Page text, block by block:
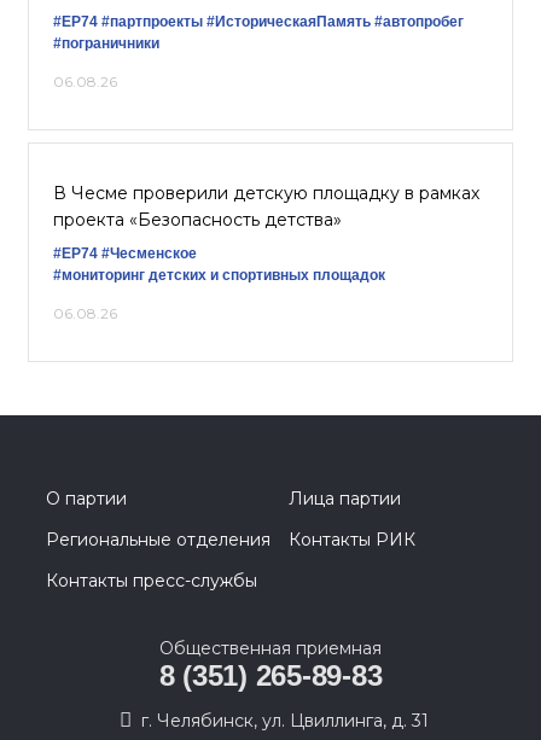
#ЕР74 #партпроекты #ИсторическаяПамять #автопробег
#пограничники
06.08.26
В Чесме проверили детскую площадку в рамках
проекта «Безопасность детства»
#ЕР74 #Чесменское
#мониторинг детских и спортивных площадок
06.08.26
О партии
Лица партии
Региональные отделения
Контакты РИК
Контакты пресс-службы
Общественная приемная
8 (351) 265-89-83
г. Челябинск, ул. Цвиллинга, д. 31